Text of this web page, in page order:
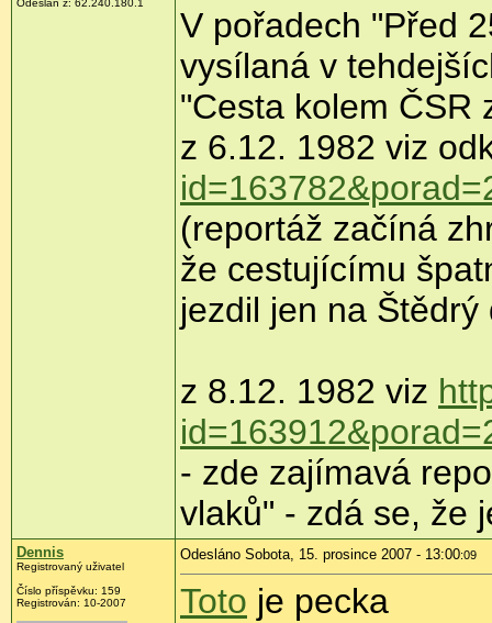
Odeslán z: 62.240.180.1
V pořadech "Před
vysílaná v
"Cesta kolem ČSR
z 6.12. 1982 viz
(reportáž začíná
že cestujícímu
jezdil jen na Štědrý
z 8.12. 1982 viz
- zde zajímavá
vlaků" - zdá se, že
Dennis
Registrovaný uživatel
Číslo příspěvku: 159
Registrován: 10-2007
Odesláno Sobota, 15. prosince 2007 - 13:00:09
Toto je pecka